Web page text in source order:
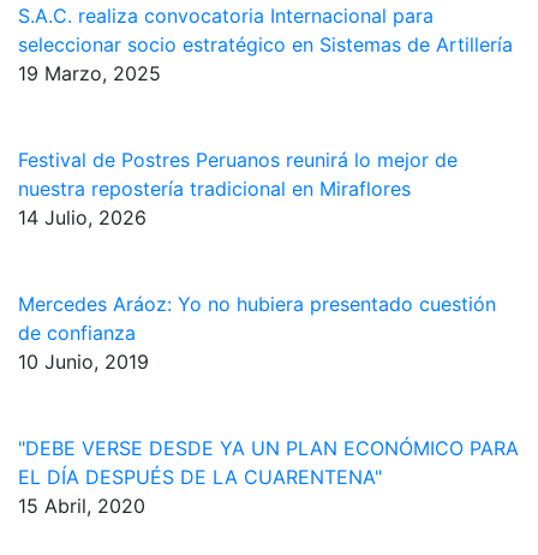
S.A.C. realiza convocatoria Internacional para
seleccionar socio estratégico en Sistemas de Artillería
19 Marzo, 2025
Festival de Postres Peruanos reunirá lo mejor de
nuestra repostería tradicional en Miraflores
14 Julio, 2026
Mercedes Aráoz: Yo no hubiera presentado cuestión
de confianza
10 Junio, 2019
"DEBE VERSE DESDE YA UN PLAN ECONÓMICO PARA
EL DÍA DESPUÉS DE LA CUARENTENA"
15 Abril, 2020